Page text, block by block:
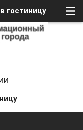
гостиницу